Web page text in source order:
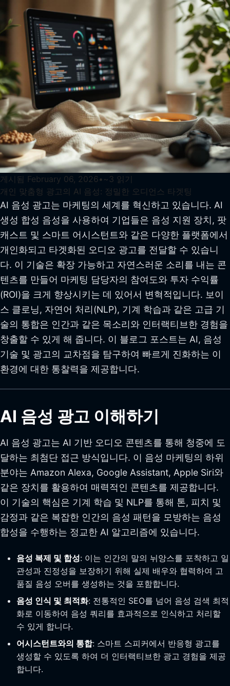
게시됨 February 06, 2026• ~3 읽기
개인 맞춤형 광고의 AI 음성: 정밀한 오디언스 타겟팅
AI 음성 광고는 마케팅의 세계를 혁신하고 있습니다. AI
생성 합성 음성을 사용하여 기업들은 음성 지원 장치, 팟
캐스트 및 스마트 어시스턴트와 같은 다양한 플랫폼에서
개인화되고 타겟화된 오디오 광고를 전달할 수 있습니
다. 이 기술은 확장 가능하고 자연스러운 소리를 내는 콘
텐츠를 만들어 마케팅 담당자의 참여도와 투자 수익률
(ROI)을 크게 향상시키는 데 있어서 변혁적입니다. 보이
스 클로닝, 자연어 처리(NLP), 기계 학습과 같은 고급 기
술의 통합은 인간과 같은 목소리와 인터랙티브한 경험을
창출할 수 있게 해 줍니다. 이 블로그 포스트는 AI, 음성
기술 및 광고의 교차점을 탐구하여 빠르게 진화하는 이
환경에 대한 통찰력을 제공합니다.
AI 음성 광고 이해하기
AI 음성 광고는 AI 기반 오디오 콘텐츠를 통해 청중에 도
달하는 최첨단 접근 방식입니다. 이 음성 마케팅의 하위
분야는 Amazon Alexa, Google Assistant, Apple Siri와
같은 장치를 활용하여 매력적인 콘텐츠를 제공합니다.
이 기술의 핵심은 기계 학습 및 NLP를 통해 톤, 피치 및
감정과 같은 복잡한 인간의 음성 패턴을 모방하는 음성
합성을 수행하는 정교한 AI 알고리즘에 있습니다.
음성 복제 및 합성: 이는 인간의 말의 뉘앙스를 포착하고 일
관성과 진정성을 보장하기 위해 실제 배우와 협력하여 고
품질 음성 오버를 생성하는 것을 포함합니다.
음성 인식 및 최적화: 전통적인 SEO를 넘어 음성 검색 최적
화로 이동하여 음성 쿼리를 효과적으로 인식하고 처리할
수 있게 합니다.
어시스턴트와의 통합: 스마트 스피커에서 반응형 광고를
생성할 수 있도록 하여 더 인터랙티브한 광고 경험을 제공
합니다.